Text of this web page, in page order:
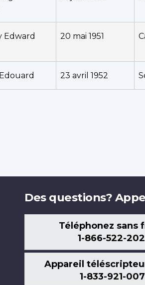
Edward 20 mai 1951
23 avril 1952
Des questions?
Téléphonez sans
1-866-522-
Appareil
1-833-921-